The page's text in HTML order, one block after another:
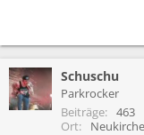
Schuschu
Parkrocker
Beiträge
463
Ort